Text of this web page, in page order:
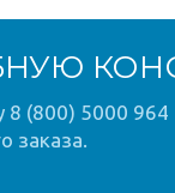
(800) 5000 964
заказа.